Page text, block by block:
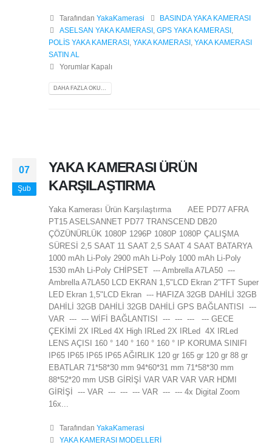
Tarafından YakaKamerasi
BASINDA YAKA KAMERASI
ASELSAN YAKA KAMERASI
GPS YAKA KAMERASI
POLİS YAKA KAMERASI
YAKA KAMERASI
YAKA KAMERASI
SATIN AL
Yorumlar Kapalı
DAHA FAZLA OKU...
07
Şub
YAKA KAMERASI ÜRÜN
KARŞILAŞTIRMA
Yaka Kamerası Ürün Karşılaştırma AEE PD77 AFRA
PT15 ASELSANNET PD77 TRANSCEND DB20
ÇÖZÜNÜRLÜK 1080P 1296P 1080P 1080P ÇALIŞMA
SÜRESİ 2,5 SAAT 11 SAAT 2,5 SAAT 4 SAAT BATARYA
1000 mAh Li-Poly 2900 mAh Li-Poly 1000 mAh Li-Poly
1530 mAh Li-Poly CHİPSET --- Ambrella A7LA50 ---
Ambrella A7LA50 LCD EKRAN 1,5"LCD Ekran 2"TFT Super
LED Ekran 1,5"LCD Ekran --- HAFIZA 32GB DAHİLİ 32GB
DAHİLİ 32GB DAHİLİ 32GB DAHİLİ GPS BAĞLANTISI ---
VAR --- --- WİFİ BAĞLANTISI --- --- --- --- GECE
ÇEKİMİ 2X IRLed 4X High IRLed 2X IRLed 4X IRLed
LENS AÇISI 160 ° 140 ° 160 ° 160 ° IP KORUMA SINIFI
IP65 IP65 IP65 IP65 AĞIRLIK 120 gr 165 gr 120 gr 88 gr
EBATLAR 71*58*30 mm 94*60*31 mm 71*58*30 mm
88*52*20 mm USB GİRİŞİ VAR VAR VAR VAR HDMI
GİRİŞİ --- VAR --- --- --- VAR --- --- 4x Digital Zoom
16x...
Tarafından YakaKamerasi
YAKA KAMERASI MODELLERİ